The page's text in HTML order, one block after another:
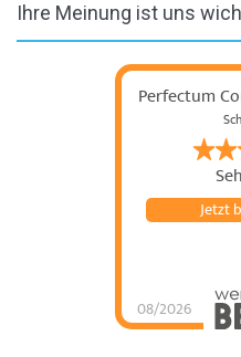
Ihre Meinung ist uns
Perfectum
08/2026
Jetzt